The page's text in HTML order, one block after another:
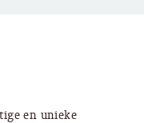
en unieke